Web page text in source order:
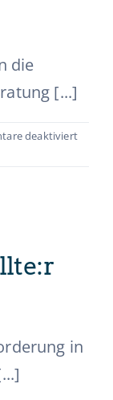
die
[...]
deaktiviertfür
in